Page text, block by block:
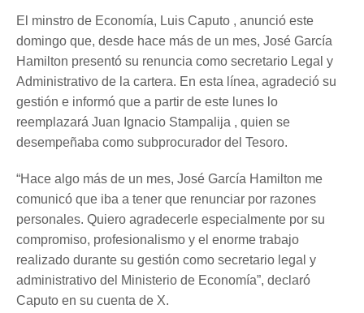
El minstro de Economía, Luis Caputo , anunció este
domingo que, desde hace más de un mes, José García
Hamilton presentó su renuncia como secretario Legal y
Administrativo de la cartera. En esta línea, agradeció su
gestión e informó que a partir de este lunes lo
reemplazará Juan Ignacio Stampalija , quien se
desempeñaba como subprocurador del Tesoro.
“Hace algo más de un mes, José García Hamilton me
comunicó que iba a tener que renunciar por razones
personales. Quiero agradecerle especialmente por su
compromiso, profesionalismo y el enorme trabajo
realizado durante su gestión como secretario legal y
administrativo del Ministerio de Economía”, declaró
Caputo en su cuenta de X.